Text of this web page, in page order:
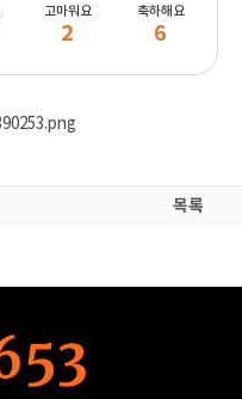
고마워요
2
축하해요
6
목록